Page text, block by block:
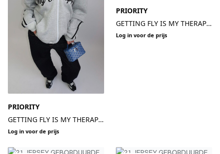
PRIORITY
GETTING FLY IS MY THERAPY
ZIP-UP VEST – GRIJS
Log in voor de prijs
PRIORITY
GETTING FLY IS MY THERAPY
ZIP-UP VEST –
Log in voor de prijs